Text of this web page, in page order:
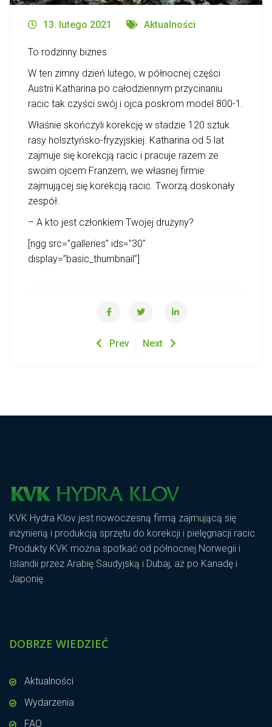
13. lutego 2021 Aktualności
To rodzinny biznes
W ten zimny dzień lutego, w północnej części
Austrii Katharina po całodziennym przycinaniu
racic tak czyści swój i ojca poskrom model 800-1.
Właśnie skończyli korekcję w stadzie 120 sztuk
rasy holsztyńsko-fryzyjskiej. Katharina od 5 lat
zajmuje się korekcją racic i pracuje razem ze
swoim ojcem Franzem, we własnej firmie
zajmującej się korekcją racic. Tworzą doskonały
zespół.
– A kto jest członkiem Twojej drużyny?
[ngg src=”galleries” ids=”30″
display=”basic_thumbnail”]
Prev Next
KVK Hydra Klov jest nowoczesną firmą zajmującą się
inżynierią i produkcją sprzętu do korekcji i pielęgnacji racic.
Produkty KVK można spotkać od północnej Norwegii i
Islandii przez Arabię Saudyjską i Dubaj, aż po Kanadę i
Japonię.
DOBRZE WIEDZIEĆ
Aktualności
Wydarzenia
FAQ